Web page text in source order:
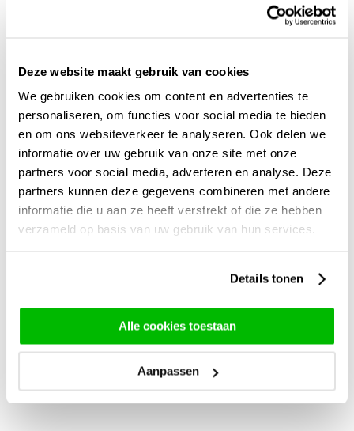
Deze website maakt gebruik van cookies
We gebruiken cookies om content en advertenties te
personaliseren, om functies voor social media te bieden
en om ons websiteverkeer te analyseren. Ook delen we
informatie over uw gebruik van onze site met onze
partners voor social media, adverteren en analyse. Deze
partners kunnen deze gegevens combineren met andere
informatie die u aan ze heeft verstrekt of die ze hebben
verzameld op basis van uw gebruik van hun services.
Details tonen
Alle cookies toestaan
Aanpassen
Je vindt hier alleen premium kwaliteit waxrozen, met zorg
Langdurig houdbaar
Verkrijgbaar in diverse kleuren
Perfect voor kerstdecoratie en cadeauverpakking
Ontdek het complete kerstassortimenten laat je inspireren
door onze unieke collectieluxe rozen.
*Buiten het seizoen zijn de waxrozen niet verkrijgbaar. Ze
Meer voor Kerst